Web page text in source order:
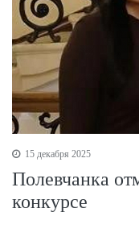
15 декабря 2025
Полевчанка
конкурсе